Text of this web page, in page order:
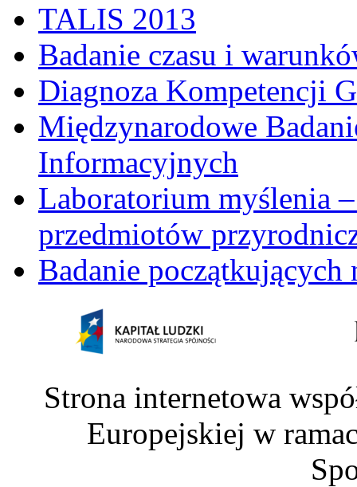
TALIS 2013
Badanie czasu i
Diagnoza Kompetencji
Międzynarodowe
Informacyjnych
Laboratorium myślenia
przedmiotów
Badanie początkujących
Strona internetowa
Europejskiej w